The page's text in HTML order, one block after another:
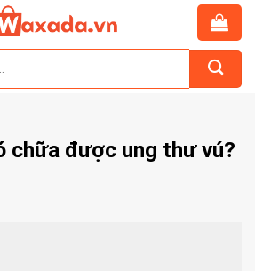
chữa được ung thư vú?